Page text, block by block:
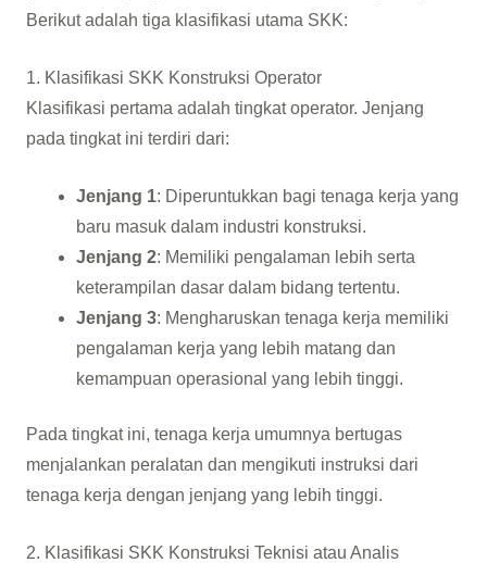
Berikut adalah tiga klasifikasi utama SKK:
1. Klasifikasi SKK Konstruksi Operator
Klasifikasi pertama adalah tingkat operator. Jenjang
pada tingkat ini terdiri dari:
Jenjang 1: Diperuntukkan bagi tenaga kerja yang
baru masuk dalam industri konstruksi.
Jenjang 2: Memiliki pengalaman lebih serta
keterampilan dasar dalam bidang tertentu.
Jenjang 3: Mengharuskan tenaga kerja memiliki
pengalaman kerja yang lebih matang dan
kemampuan operasional yang lebih tinggi.
Pada tingkat ini, tenaga kerja umumnya bertugas
menjalankan peralatan dan mengikuti instruksi dari
tenaga kerja dengan jenjang yang lebih tinggi.
2. Klasifikasi SKK Konstruksi Teknisi atau Analis